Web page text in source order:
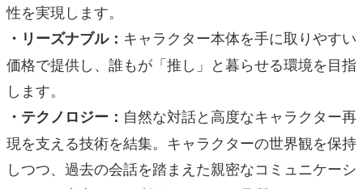
性を実現します。
・リーズナブル： キャラクター本体を手に取りやすい
価格で提供し、誰もが「推し」と暮らせる環境を目指
します。
・テクノロジー： 自然な対話と高度なキャラクター再
現を支える技術を結集。キャラクターの世界観を保持
しつつ、過去の会話を踏まえた親密なコミュニケーシ